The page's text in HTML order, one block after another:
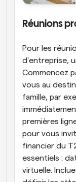
Réunions
Pour les
d'entreprise,
Commencez
vous au
famille, par
premières
pour vous
financier du
essentiels :
virtuelle.